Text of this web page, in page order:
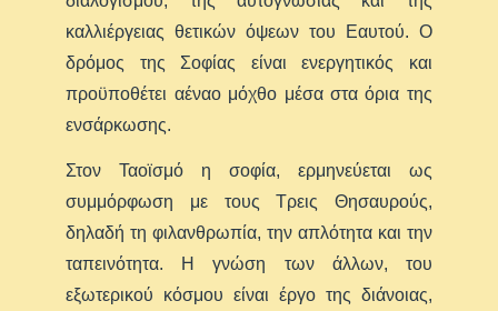
καλλιέργειας θετικών όψεων του Εαυτού. Ο
δρόμος της Σοφίας είναι ενεργητικός και
προϋποθέτει αέναο μόχθο μέσα στα όρια της
ενσάρκωσης.
Στον Ταοϊσμό η σοφία, ερμηνεύεται ως
συμμόρφωση με τους Τρεις Θησαυρούς,
δηλαδή τη φιλανθρωπία, την απλότητα και την
ταπεινότητα. Η γνώση των άλλων, του
εξωτερικού κόσμου είναι έργο της διάνοιας,